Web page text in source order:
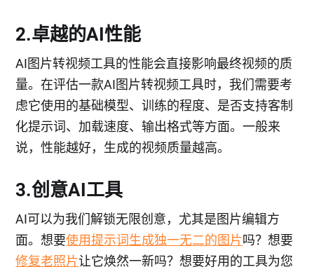
2.卓越的AI性能
AI图片转视频工具的性能会直接影响最终视频的质
量。在评估一款AI图片转视频工具时，我们需要考
虑它使用的基础模型、训练的程度、是否支持客制
化提示词、加载速度、输出格式等方面。一般来
说，性能越好，生成的视频质量越高。
3.创意AI工具
AI可以为我们解锁无限创意，尤其是图片编辑方
面。想要使用提示词生成独一无二的图片吗？想要
修复老照片让它焕然一新吗？想要好用的工具为您